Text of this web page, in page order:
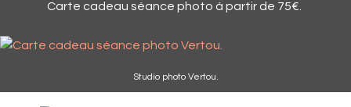
Carte cadeau séance photo à partir de 75€.
Studio photo Vertou.